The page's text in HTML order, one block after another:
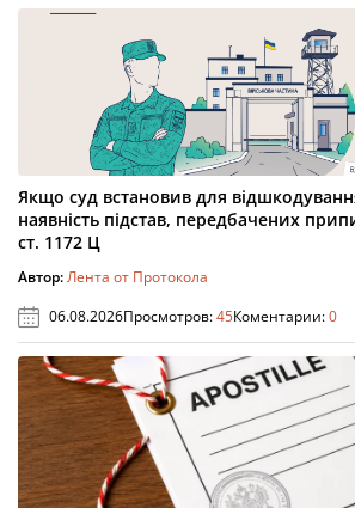
Якщо суд встановив для
наявність підстав, передбачених
ст. 1172 Ц
Автор:Лента от Протокола
06.08.2026Просмотров:45Коментарии:0